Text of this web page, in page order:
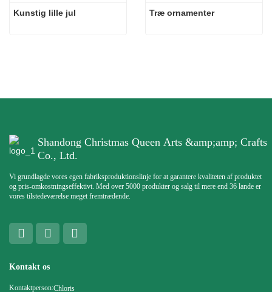
Kunstig lille jul Træ ornamenter
Shandong Christmas Queen Arts &amp;amp; Crafts
Co., Ltd.
Vi grundlagde vores egen fabriksproduktionslinje for at garantere kvaliteten af ​​produktet
og pris-omkostningseffektivt. Med over 5000 produkter og salg til mere end 36 lande er
vores tilstedeværelse meget fremtrædende.
Kontakt os
Kontaktperson:Chloris